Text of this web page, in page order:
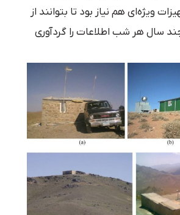
ویژه‌ای هم نیاز بود تا بتوانند از
سال هر شب اطلاعات را گردآوری